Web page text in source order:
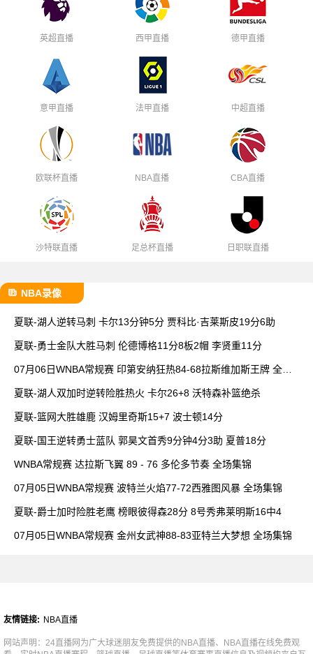
英超直播 西甲直播 德甲直播
意甲直播 法甲直播 中超直播
欧联杯直播 NBA直播 CBA直播
沙特联直播 足总杯直播 日职联直播
NBA录像
夏联-湖人逆转马刺 卡尔13分钟5分 贾科比·吉莱斯皮19分6助
夏联-勇士金队大胜马刺 伦德博格11分8板2帽 李贤重11分
07月06日WNBA常规赛 印第安纳狂热84-68拉斯维加斯王牌 全场
夏联-湖人双加时逆转险胜热火 卡尔26+8 沃特森补篮绝杀
夏联-篮网大胜雄鹿 汉姆里奇斯15+7 波士顿14分
夏联-国王逆转勇士蓝队 郭昊文首秀9分钟4分3助 夏普18分
WNBA常规赛 达拉斯飞翼 89 - 76 多伦多节奏 全场集锦
07月05日WNBA常规赛 波特兰火焰77-72西雅图风暴 全场集锦
夏联-爵士加时险胜老鹰 榜眼彼得森28分 8号秀弗莱明斯16中4
07月05日WNBA常规赛 金州女武神88-83亚特兰大梦想 全场集锦
友情链接: NBA直播
网站声明：24直播网为广大球迷朋友免费提供的NBA直播、NBA直播在线免费观